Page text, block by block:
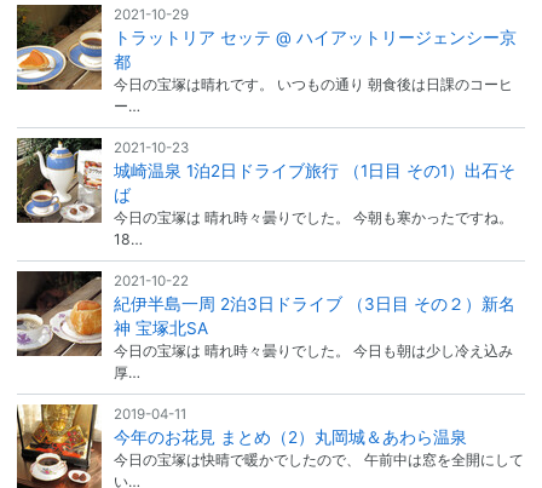
2021-10-29
トラットリア セッテ @ ハイアットリージェンシー京
都
今日の宝塚は晴れです。 いつもの通り 朝食後は日課のコーヒ
ー…
2021-10-23
城崎温泉 1泊2日ドライブ旅行 （1日目 その1）出石そ
ば
今日の宝塚は 晴れ時々曇りでした。 今朝も寒かったですね。
18…
2021-10-22
紀伊半島一周 2泊3日ドライブ （3日目 その２）新名
神 宝塚北SA
今日の宝塚は 晴れ時々曇りでした。 今日も朝は少し冷え込み
厚…
2019-04-11
今年のお花見 まとめ（2）丸岡城＆あわら温泉
今日の宝塚は快晴で暖かでしたので、 午前中は窓を全開にして
い…